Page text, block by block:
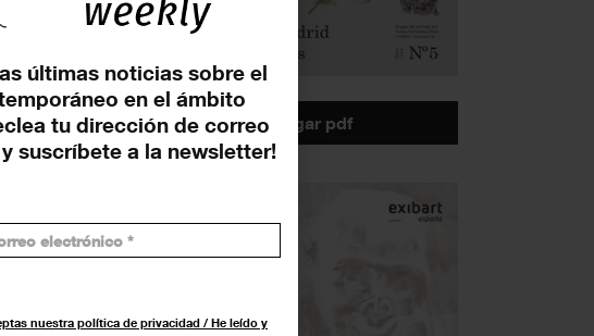
últimas noticias sobre el
en el ámbito
tu dirección de correo
suscríbete a la newsletter!
nuestra política de privacidad / He leído y
descargar pdf